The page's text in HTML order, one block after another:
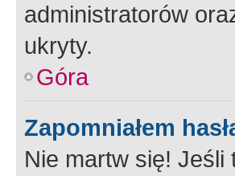
administratorów
ukryty.
Góra
Zapomniałem
Nie martw się! Jeśli